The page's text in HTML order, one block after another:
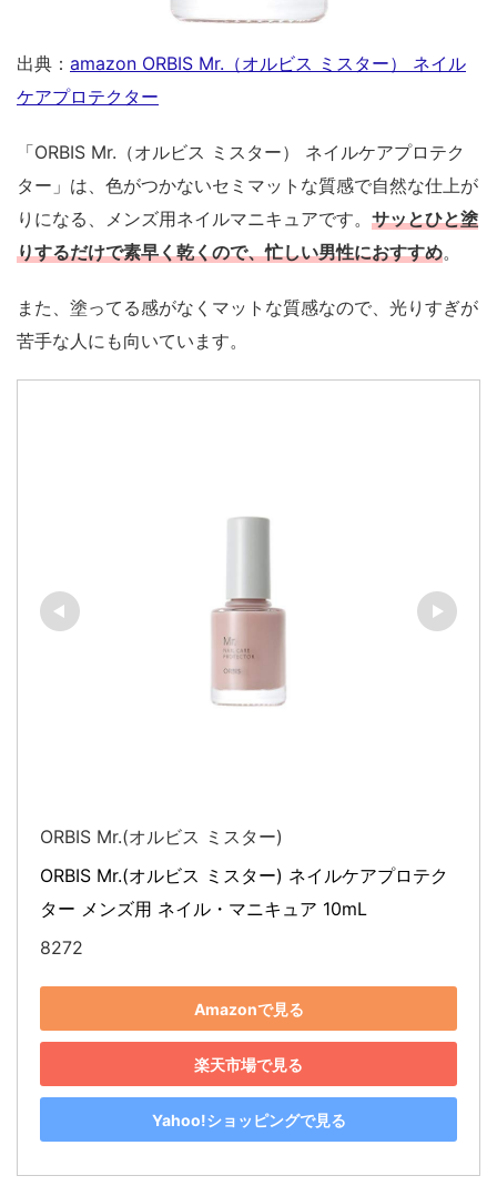
出典： amazon ORBIS Mr.（オルビス ミスター） ネイル
ケアプロテクター
「ORBIS Mr.（オルビス ミスター） ネイルケアプロテク
ター」は、色がつかないセミマットな質感で自然な仕上が
りになる、メンズ用ネイルマニキュアです。 サッとひと塗
りするだけで素早く乾くので、忙しい男性におすすめ。
また、塗ってる感がなくマットな質感なので、光りすぎが
苦手な人にも向いています。
ORBIS Mr.(オルビス ミスター)
ORBIS Mr.(オルビス ミスター) ネイルケアプロテク
ター メンズ用 ネイル・マニキュア 10mL
8272
Amazonで見る
楽天市場で見る
Yahoo!ショッピングで見る